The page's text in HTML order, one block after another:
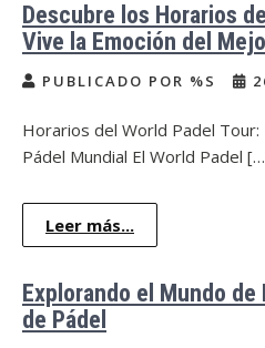
Descubre los Horarios
Vive la Emoción del
PUBLICADO POR %S
Horarios del World Padel
Pádel Mundial El World Padel
Leer más...
Explorando el Mundo de
de Pádel